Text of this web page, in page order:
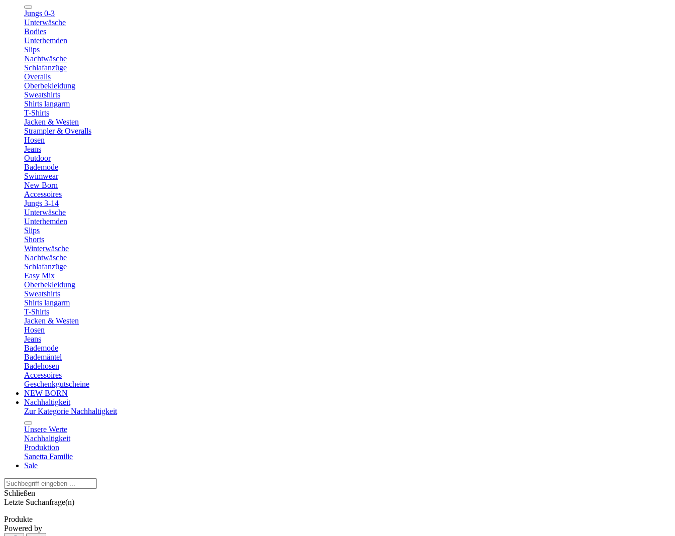
Jungs 0-3
Unterwäsche
Bodies
Unterhemden
Slips
Nachtwäsche
Schlafanzüge
Overalls
Oberbekleidung
Sweatshirts
Shirts langarm
T-Shirts
Jacken & Westen
Strampler & Overalls
Hosen
Jeans
Outdoor
Bademode
Swimwear
New Born
Accessoires
Jungs 3-14
Unterwäsche
Unterhemden
Slips
Shorts
Winterwäsche
Nachtwäsche
Schlafanzüge
Easy Mix
Oberbekleidung
Sweatshirts
Shirts langarm
T-Shirts
Jacken & Westen
Hosen
Jeans
Bademode
Bademäntel
Badehosen
Accessoires
Geschenkgutscheine
NEW BORN
Nachhaltigkeit
Zur Kategorie Nachhaltigkeit
Unsere Werte
Nachhaltigkeit
Produktion
Sanetta Familie
Sale
Schließen
Letzte Suchanfrage(n)
Produkte
Powered by